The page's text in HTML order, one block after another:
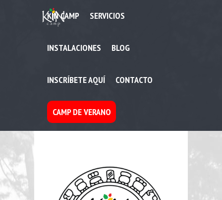
KIN CAMP SERVICIOS
INSTALACIONES BLOG
INSCRÍBETE AQUÍ CONTACTO
CAMP DE VERANO